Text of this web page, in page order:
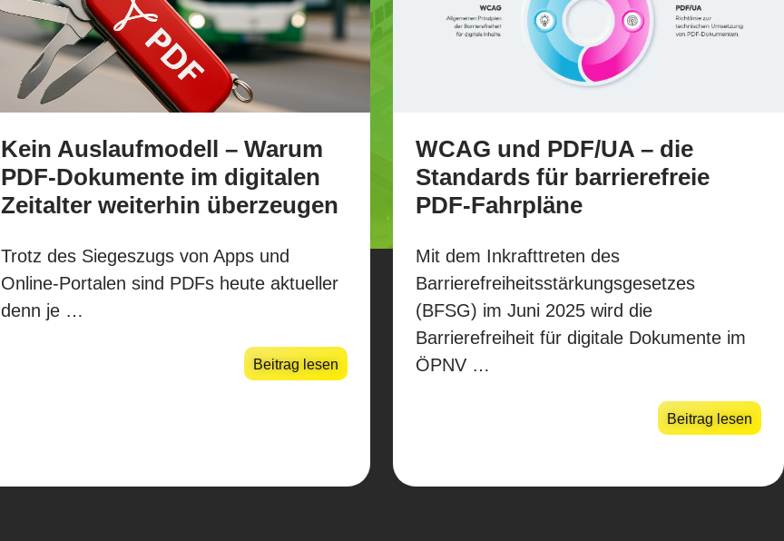
Kein Auslaufmodell – Warum
PDF-Dokumente im digitalen
Zeitalter weiterhin überzeugen
Trotz des Siegeszugs von Apps und
Online-Portalen sind PDFs heute aktueller
denn je …
Beitrag lesen
WCAG und PDF/UA – die
Standards für barrierefreie
PDF-Fahrpläne
Mit dem Inkrafttreten des
Barrierefreiheitsstärkungsgesetzes
(BFSG) im Juni 2025 wird die
Barrierefreiheit für digitale Dokumente im
ÖPNV …
Beitrag lesen